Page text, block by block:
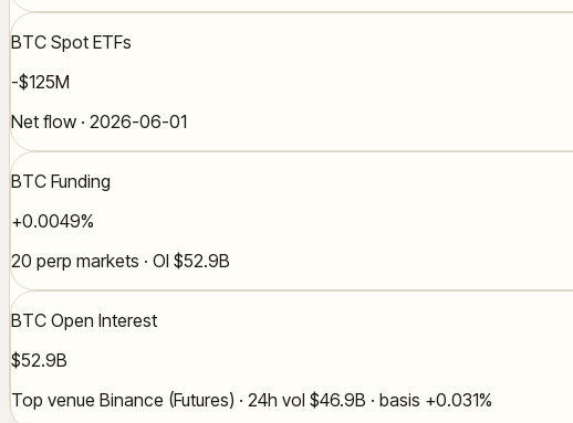
BTC Spot ETFs
-$125M
Net flow · 2026-06-01
BTC Funding
+0.0049%
20 perp markets · OI $52.9B
BTC Open Interest
$52.9B
Top venue Binance (Futures) · 24h vol $46.9B · basis +0.031%